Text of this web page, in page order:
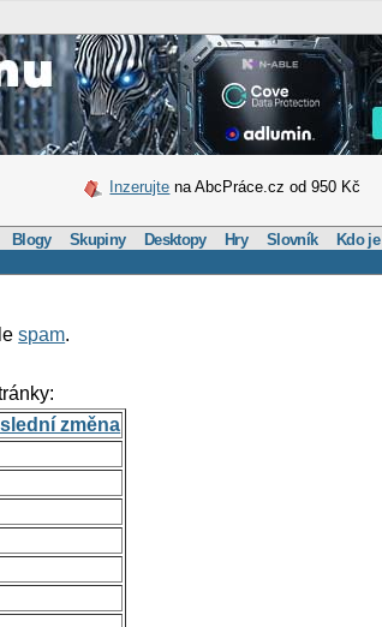
Inzerujte na AbcPráce.cz od 950 Kč
Blogy Skupiny Desktopy Hry Slovník Kdo je
spam.
změna